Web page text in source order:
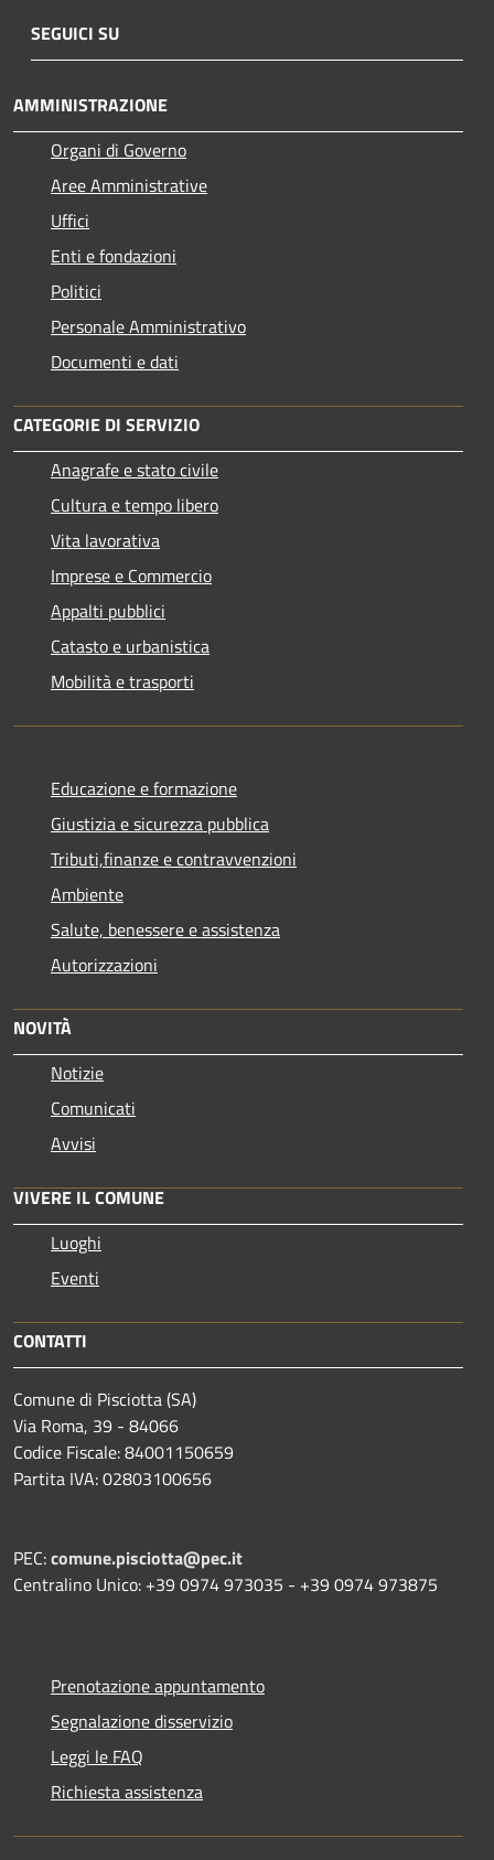
SEGUICI SU
AMMINISTRAZIONE
Organi di Governo
Aree Amministrative
Uffici
Enti e fondazioni
Politici
Personale Amministrativo
Documenti e dati
CATEGORIE DI SERVIZIO
Anagrafe e stato civile
Cultura e tempo libero
Vita lavorativa
Imprese e Commercio
Appalti pubblici
Catasto e urbanistica
Mobilità e trasporti
Educazione e formazione
Giustizia e sicurezza pubblica
Tributi,finanze e contravvenzioni
Ambiente
Salute, benessere e assistenza
Autorizzazioni
NOVITÀ
Notizie
Comunicati
Avvisi
VIVERE IL COMUNE
Luoghi
Eventi
CONTATTI
Comune di Pisciotta (SA)
Via Roma, 39 - 84066
Codice Fiscale: 84001150659
Partita IVA: 02803100656
PEC:comune.pisciotta@pec.it
Centralino Unico: +39 0974 973035 - +39 0974 973875
Prenotazione appuntamento
Segnalazione disservizio
Leggi le FAQ
Richiesta assistenza